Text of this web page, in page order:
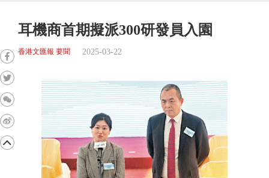
耳機商首期擬派300研發員入園
香港文匯報 要聞 2025-03-22